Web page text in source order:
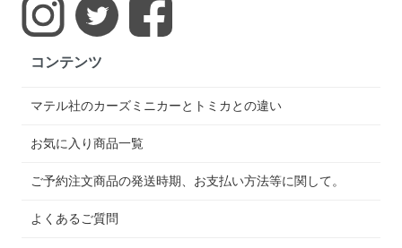
コンテンツ
マテル社のカーズミニカーとトミカとの違い
お気に入り商品一覧
ご予約注文商品の発送時期、お支払い方法等に関して。
よくあるご質問